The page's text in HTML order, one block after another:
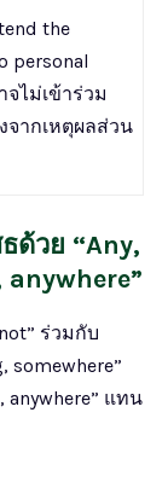
the
personal
จไม่เข้าร่วม
จากเหตุผลส่วน
ด้วย “Any,
ร่วมกับ
somewhere”
anywhere” แทน